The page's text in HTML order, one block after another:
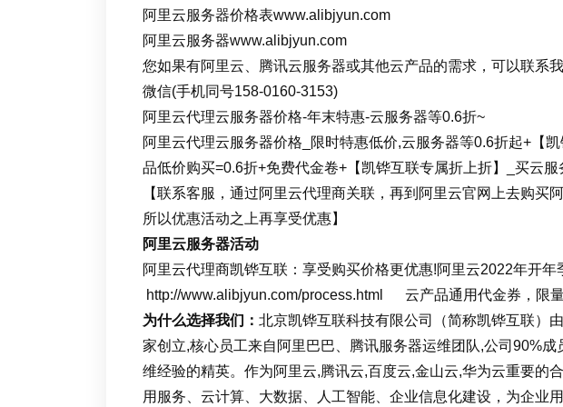
阿里云服务器价格表www.alibjyun.com
阿里云服务器www.alibjyun.com
您如果有阿里云、腾讯云服务器或其他云产品的需求，可以联系
微信(手机同号158-0160-3153)
阿里云代理云服务器价格-年末特惠-云服务器等0.6折~
阿里云代理云服务器价格_限时特惠低价,云服务器等0.6折起+【
品低价购买=0.6折+免费代金卷+【凯铧互联专属折上折】_买云
【联系客服，通过阿里云代理商关联，再到阿里云官网上去购买
所以优惠活动之上再享受优惠】
阿里云服务器活动
阿里云代理商凯铧互联：享受购买价格更优惠!阿里云2022年开年
http://www.alibjyun.com/process.html 云产品通用代金券，限量
为什么选择我们： 北京凯铧互联科技有限公司（简称凯铧互联）
家创立,核心员工来自阿里巴巴、腾讯服务器运维团队,公司90%成
维经验的精英。作为阿里云,腾讯云,百度云,金山云,华为云重要的
用服务、云计算、大数据、人工智能、企业信息化建设，为企业